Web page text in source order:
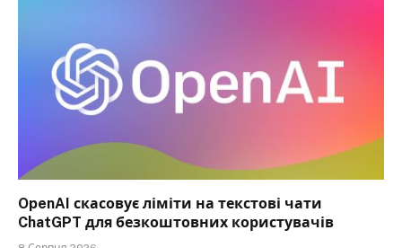
OpenAI скасовує ліміти на текстові чати
ChatGPT для безкоштовних користувачів